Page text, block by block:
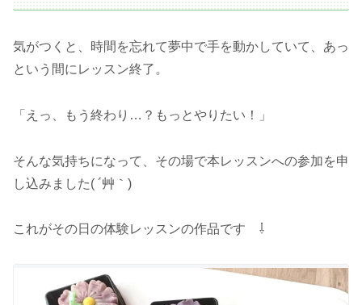
気がつくと、時間を忘れて夢中で手を動かしていて、あっ
という間にレッスン終了。
「えっ、もう終わり…？もっとやりたい！」
そんな気持ちになって、その場で本レッスンへの参加を申
し込みました( ´艸｀)
これがその日の体験レッスンの作品です ⇩